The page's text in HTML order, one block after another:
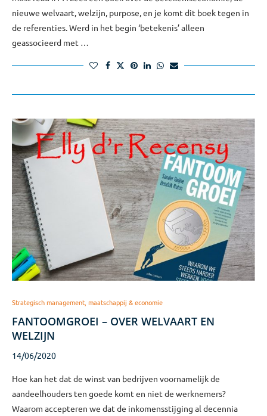
nieuwe welvaart, welzijn, purpose, en je komt dit boek tegen in
de referenties. Werd in het begin ‘betekenis’ alleen
geassocieerd met …
Strategisch management, maatschappij & economie
FANTOOMGROEI – OVER WELVAART EN
WELZIJN
14/06/2020
Hoe kan het dat de winst van bedrijven voornamelijk de
aandeelhouders ten goede komt en niet de werknemers?
Waarom accepteren we dat de inkomensstijging al decennia